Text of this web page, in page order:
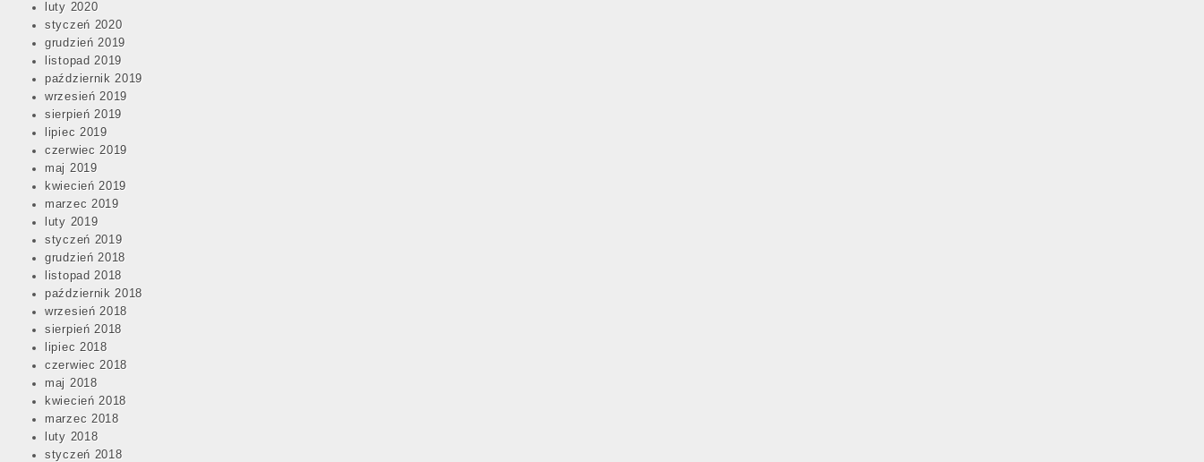
luty 2020
styczeń 2020
grudzień 2019
listopad 2019
październik 2019
wrzesień 2019
sierpień 2019
lipiec 2019
czerwiec 2019
maj 2019
kwiecień 2019
marzec 2019
luty 2019
styczeń 2019
grudzień 2018
listopad 2018
październik 2018
wrzesień 2018
sierpień 2018
lipiec 2018
czerwiec 2018
maj 2018
kwiecień 2018
marzec 2018
luty 2018
styczeń 2018